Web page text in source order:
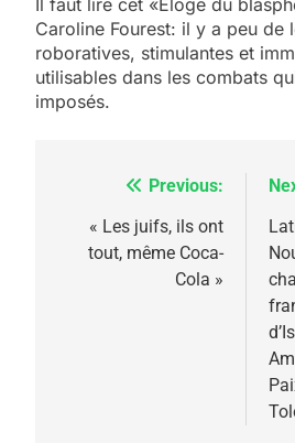
Il faut lire cet «Eloge du
Caroline Fourest: il y a peu de
roboratives, stimulantes et
utilisables dans les combats
imposés.
Navigation
l’article
Previous:
« Les juifs, ils ont
tout, même Coca-
Cola »